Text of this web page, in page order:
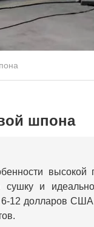
шпона
высокой
сушку и
6-12 долларов